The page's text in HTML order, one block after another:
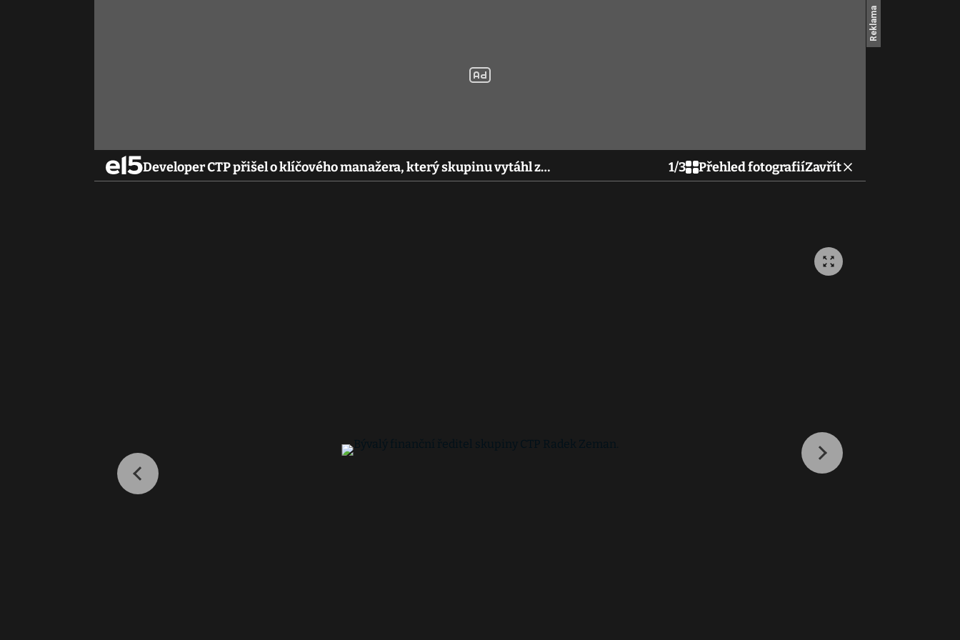
Developer CTP přišel o klíčového manažera, který skupinu vytáhl z… 1/3 Přehled fotografiíZavřít